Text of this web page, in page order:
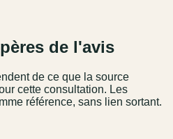
de l'avis
de ce que la source
cette consultation. Les
référence, sans lien sortant.